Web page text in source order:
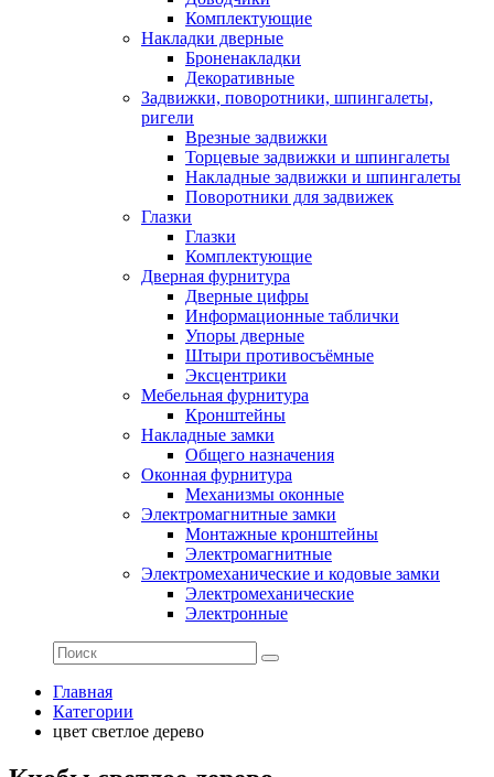
Комплектующие
Накладки дверные
Броненакладки
Декоративные
Задвижки, поворотники, шпингалеты,
ригели
Врезные задвижки
Торцевые задвижки и шпингалеты
Накладные задвижки и шпингалеты
Поворотники для задвижек
Глазки
Глазки
Комплектующие
Дверная фурнитура
Дверные цифры
Информационные таблички
Упоры дверные
Штыри противосъёмные
Эксцентрики
Мебельная фурнитура
Кронштейны
Накладные замки
Общего назначения
Оконная фурнитура
Механизмы оконные
Электромагнитные замки
Монтажные кронштейны
Электромагнитные
Электромеханические и кодовые замки
Электромеханические
Электронные
Главная
Категории
цвет светлое дерево